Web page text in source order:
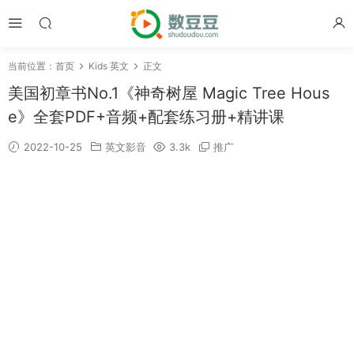
当前位置： 首页 Kids 英文 正文
美国初章书No.1《神奇树屋 Magic Tree Hous
e》全套PDF+音频+配套练习册+精讲课
2022-10-25 英文影音 3.3k 推广